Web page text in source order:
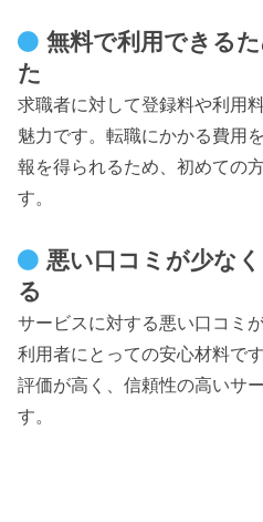
無料で利用できる
た
求職者に対して登録料や利用
魅力です。転職にかかる費用
報を得られるため、初めての
す。
悪い口コミが少な
る
サービスに対する悪い口コミ
利用者にとっての安心材料で
評価が高く、信頼性の高いサ
す。